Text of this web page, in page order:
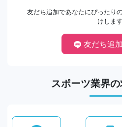
友だち追加であなたにぴったり
けします
友だち追
スポーツ業界